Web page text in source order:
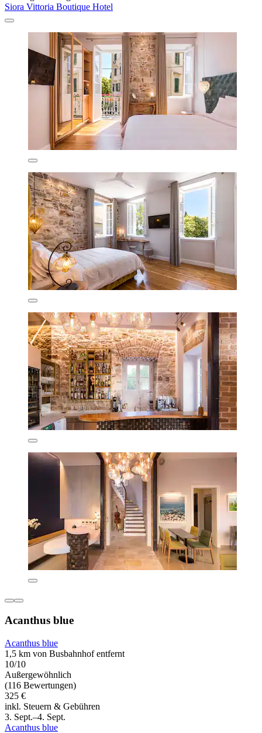
Siora Vittoria Boutique Hotel
Acanthus blue
Acanthus blue
1,5 km von Busbahnhof entfernt
10/10
Außergewöhnlich
(116 Bewertungen)
325 €
inkl. Steuern & Gebühren
3. Sept.–4. Sept.
Acanthus blue